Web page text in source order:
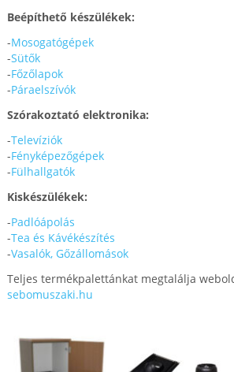
Beépíthető készülékek:
-Mosogatógépek
-Sütők
-Főzőlapok
-Páraelszívók
Szórakoztató elektronika:
-Televíziók
-Fényképezőgépek
-Fülhallgatók
Kiskészülékek:
-Padlóápolás
-Tea és Kávékészítés
-Vasalók, Gőzállomások
Teljes termékpalettánkat megtalálja
sebomuszaki.hu